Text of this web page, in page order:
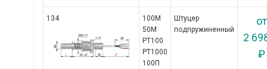
134
100М
50М
РТ100
РТ1000
100П
Штуцер
подпружиненный
от
2
₽